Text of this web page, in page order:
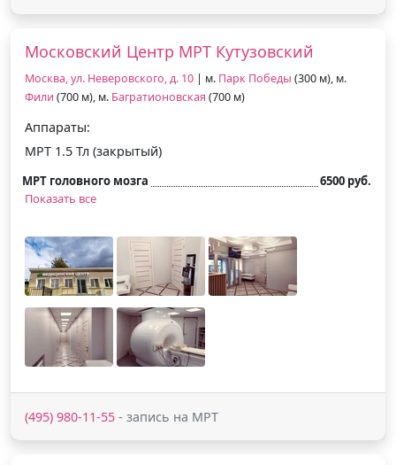
Московский Центр МРТ Кутузовский
Москва, ул. Неверовского, д. 10 | м. Парк Победы (300 м), м.
Фили (700 м), м. Багратионовская (700 м)
Аппараты:
МРТ 1.5 Тл (закрытый)
МРТ головного мозга
6500 руб.
Показать все
(495) 980-11-55 - запись на МРТ